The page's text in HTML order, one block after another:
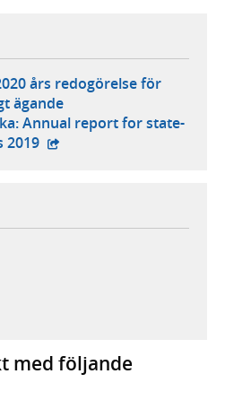
års redogörelse för
ägande
Annual report for state-
2019 - extern webbplats,
ny flik, extern webbplats,
webbplats,
flik, extern webbplats,
postklient,
med följande